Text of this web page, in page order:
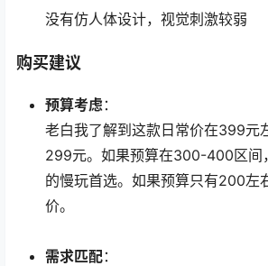
没有仿人体设计，视觉刺激较弱
购买建议
预算考虑：
老白我了解到这款日常价在399元
299元。如果预算在300-400区间
的慢玩首选。如果预算只有200左
价。
需求匹配：